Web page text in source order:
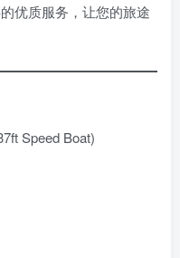
优质服务，让您的旅途
Speed Boat)